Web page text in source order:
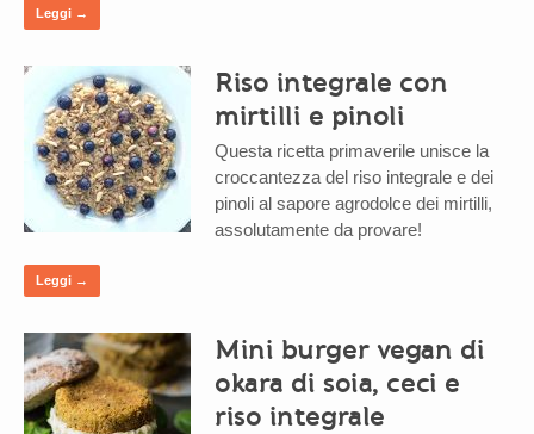
Leggi →
Riso integrale con
mirtilli e pinoli
Questa ricetta primaverile unisce la
croccantezza del riso integrale e dei
pinoli al sapore agrodolce dei mirtilli,
assolutamente da provare!
Leggi →
Mini burger vegan di
okara di soia, ceci e
riso integrale